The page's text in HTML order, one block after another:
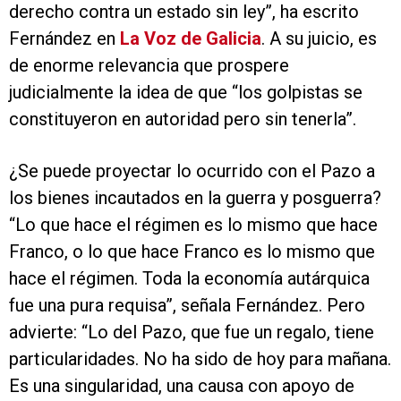
derecho contra un estado sin ley”, ha escrito
Fernández en La Voz de Galicia. A su juicio, es
de enorme relevancia que prospere
judicialmente la idea de que “los golpistas se
constituyeron en autoridad pero sin tenerla”.
¿Se puede proyectar lo ocurrido con el Pazo a
los bienes incautados en la guerra y posguerra?
“Lo que hace el régimen es lo mismo que hace
Franco, o lo que hace Franco es lo mismo que
hace el régimen. Toda la economía autárquica
fue una pura requisa”, señala Fernández. Pero
advierte: “Lo del Pazo, que fue un regalo, tiene
particularidades. No ha sido de hoy para mañana.
Es una singularidad, una causa con apoyo de